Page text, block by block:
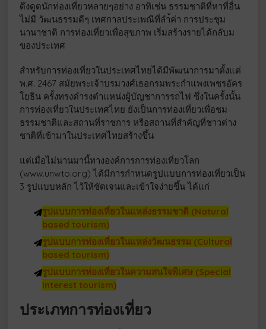
ดึงดูดนักท่องเที่ยวหลายๆอย่าง อาทิเช่น ธรรมชาติที่หาที่อื่น
ไม่มี วัฒนธรรมดีๆ เทศกาลประเพณีที่ลำ้ค่า การประชุม
นานาชาติ การท่องเที่ยวเพื่อสุขภาพ เริ่มสร้างรายได้กลับม
ของประเทศ
สำหรับการท่องเที่ยวในประเทศไทยได้มีพัฒนาการมาตั้งแต่
พ.ศ. 2467 สมัยพระเจ้าบรมวงศ์เธอกรมพระกำแพงเพชรอัคร
โยธิน ครั้งทรงดำรงตำแหน่งผู้บัญชาการรถไฟ ซึ่งในครั้งนั้น
การท่องเที่ยวในประเทศไทย ยังเป็นการท่องเที่ยวเพื่อชม
ธรรมชาติและสถานที่ราชการ หรือสถานที่สำคัญที่ชาวต่าง
ชาติที่เข้ามาในประเทศไทยสร้างขึ้น
แต่เมื่อไม่นานมานี้ทางองค์การการท่องเที่ยวโลก
(www.unwto.org) ได้มีการกำหนดรูปแบบการท่องเที่ยวเป็น
3 รูปแบบหลัก ไว้ให้ชัดเจนและเข้าใจง่ายขึ้น ได้แก่
รูปแบบการท่องเที่ยวในแหล่งธรรมชาติ (Natural
based tourism)
รูปแบบการท่องเที่ยวในแหล่งวัฒนธรรม (Cultural
based tourism)
รูปแบบการท่องเที่ยวในความสนใจพิเศษ (Special
interest tourism)
ประเภทการท่องเที่ยว